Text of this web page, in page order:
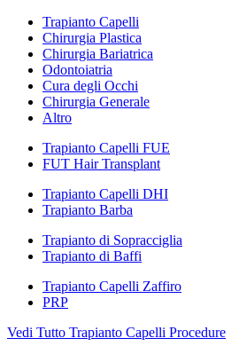
Trapianto Capelli
Chirurgia Plastica
Chirurgia Bariatrica
Odontoiatria
Cura degli Occhi
Chirurgia Generale
Altro
Trapianto Capelli FUE
FUT Hair Transplant
Trapianto Capelli DHI
Trapianto Barba
Trapianto di Sopracciglia
Trapianto di Baffi
Trapianto Capelli Zaffiro
PRP
Vedi Tutto Trapianto Capelli Procedure